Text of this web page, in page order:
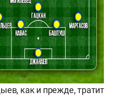
как и прежде, тратит